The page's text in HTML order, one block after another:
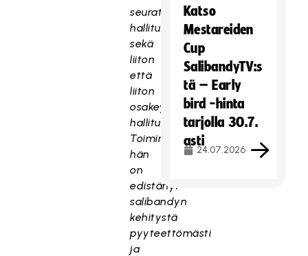
seuratasolla
hallituksessa
sekä
liiton
että
liiton
osakeyhtiön
hallituksessa.
Toiminnallaan
hän
on
edistänyt
salibandyn
kehitystä
pyyteettömästi
ja
Katso
Mestareiden
Cup
SalibandyTV:s
tä – Early
bird -hinta
tarjolla 30.7.
asti
24.07.2026